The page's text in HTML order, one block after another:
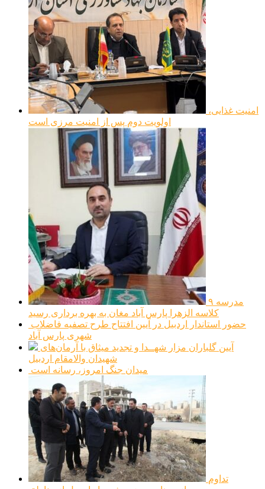
اولویت دوم پس از امنیت مرزی است
کلاسه الزهرا پارس آباد مغان به بهره برداری رسید
شهری پارس آباد
شهیدان والامقام اردبیل
میدان جنگ امروز، رسانه است